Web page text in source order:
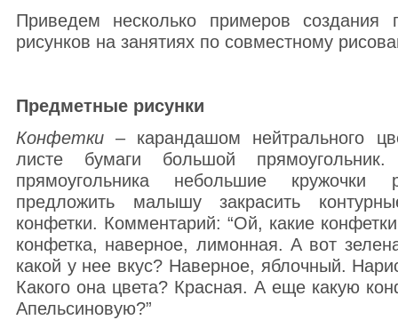
Приведем несколько примеров создания
рисунков на занятиях по совместному
Предметные рисунки
Конфетки – карандашом нейтрального
листе бумаги большой
прямоугольника небольшие кружочки
предложить малышу закрасить
конфетки. Комментарий: “Ой, какие
конфетка, наверное, лимонная. А вот
какой у нее вкус? Наверное, яблочный.
Какого она цвета? Красная. А еще какую
Апельсиновую?”